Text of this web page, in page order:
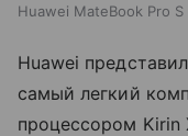
Huawei MateBook Pro S
Huawei
самый легкий
процессором Kirin